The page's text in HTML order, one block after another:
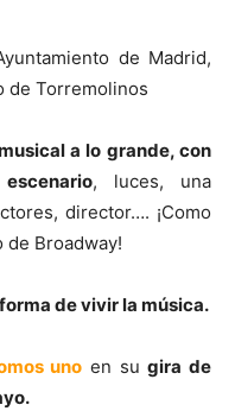
de Madrid,
de Torremolinos
a lo grande, con
, luces, una
director…. ¡Como
de Broadway!
de vivir la música.
uno en sugira de